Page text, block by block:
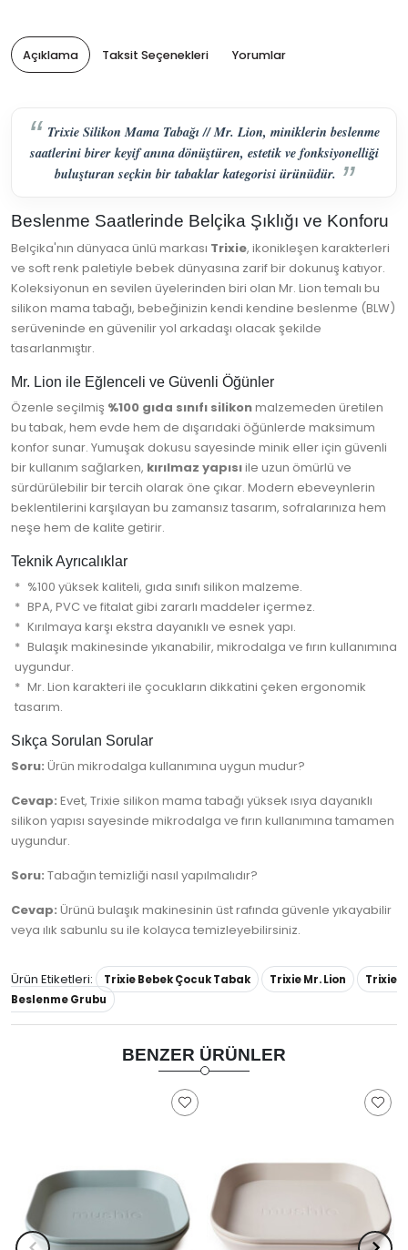
Açıklama Taksit Seçenekleri Yorumlar
Trixie Silikon Mama Tabağı // Mr. Lion, miniklerin beslenme
saatlerini birer keyif anına dönüştüren, estetik ve fonksiyonelliği
buluşturan seçkin bir tabaklar kategorisi ürünüdür.
Beslenme Saatlerinde Belçika Şıklığı ve Konforu
Belçika'nın dünyaca ünlü markası Trixie, ikonikleşen karakterleri
ve soft renk paletiyle bebek dünyasına zarif bir dokunuş katıyor.
Koleksiyonun en sevilen üyelerinden biri olan Mr. Lion temalı bu
silikon mama tabağı, bebeğinizin kendi kendine beslenme (BLW)
serüveninde en güvenilir yol arkadaşı olacak şekilde
tasarlanmıştır.
Mr. Lion ile Eğlenceli ve Güvenli Öğünler
Özenle seçilmiş %100 gıda sınıfı silikonmalzemeden üretilen
bu tabak, hem evde hem de dışarıdaki öğünlerde maksimum
konfor sunar. Yumuşak dokusu sayesinde minik eller için güvenli
bir kullanım sağlarken, kırılmaz yapısıile uzun ömürlü ve
sürdürülebilir bir tercih olarak öne çıkar. Modern ebeveynlerin
beklentilerini karşılayan bu zamansız tasarım, sofralarınıza hem
neşe hem de kalite getirir.
Teknik Ayrıcalıklar
%100 yüksek kaliteli, gıda sınıfı silikon malzeme.
BPA, PVC ve fitalat gibi zararlı maddeler içermez.
Kırılmaya karşı ekstra dayanıklı ve esnek yapı.
Bulaşık makinesinde yıkanabilir, mikrodalga ve fırın kullanımına
uygundur.
Mr. Lion karakteri ile çocukların dikkatini çeken ergonomik
tasarım.
Sıkça Sorulan Sorular
Soru: Ürün mikrodalga kullanımına uygun mudur?
Cevap: Evet, Trixie silikon mama tabağı yüksek ısıya dayanıklı
silikon yapısı sayesinde mikrodalga ve fırın kullanımına tamamen
uygundur.
Soru: Tabağın temizliği nasıl yapılmalıdır?
Cevap: Ürünü bulaşık makinesinin üst rafında güvenle yıkayabilir
veya ılık sabunlu su ile kolayca temizleyebilirsiniz.
Ürün Etiketleri: Trixie Bebek Çocuk Tabak Trixie Mr. Lion
Trixie
Beslenme Grubu
BENZER ÜRÜNLER